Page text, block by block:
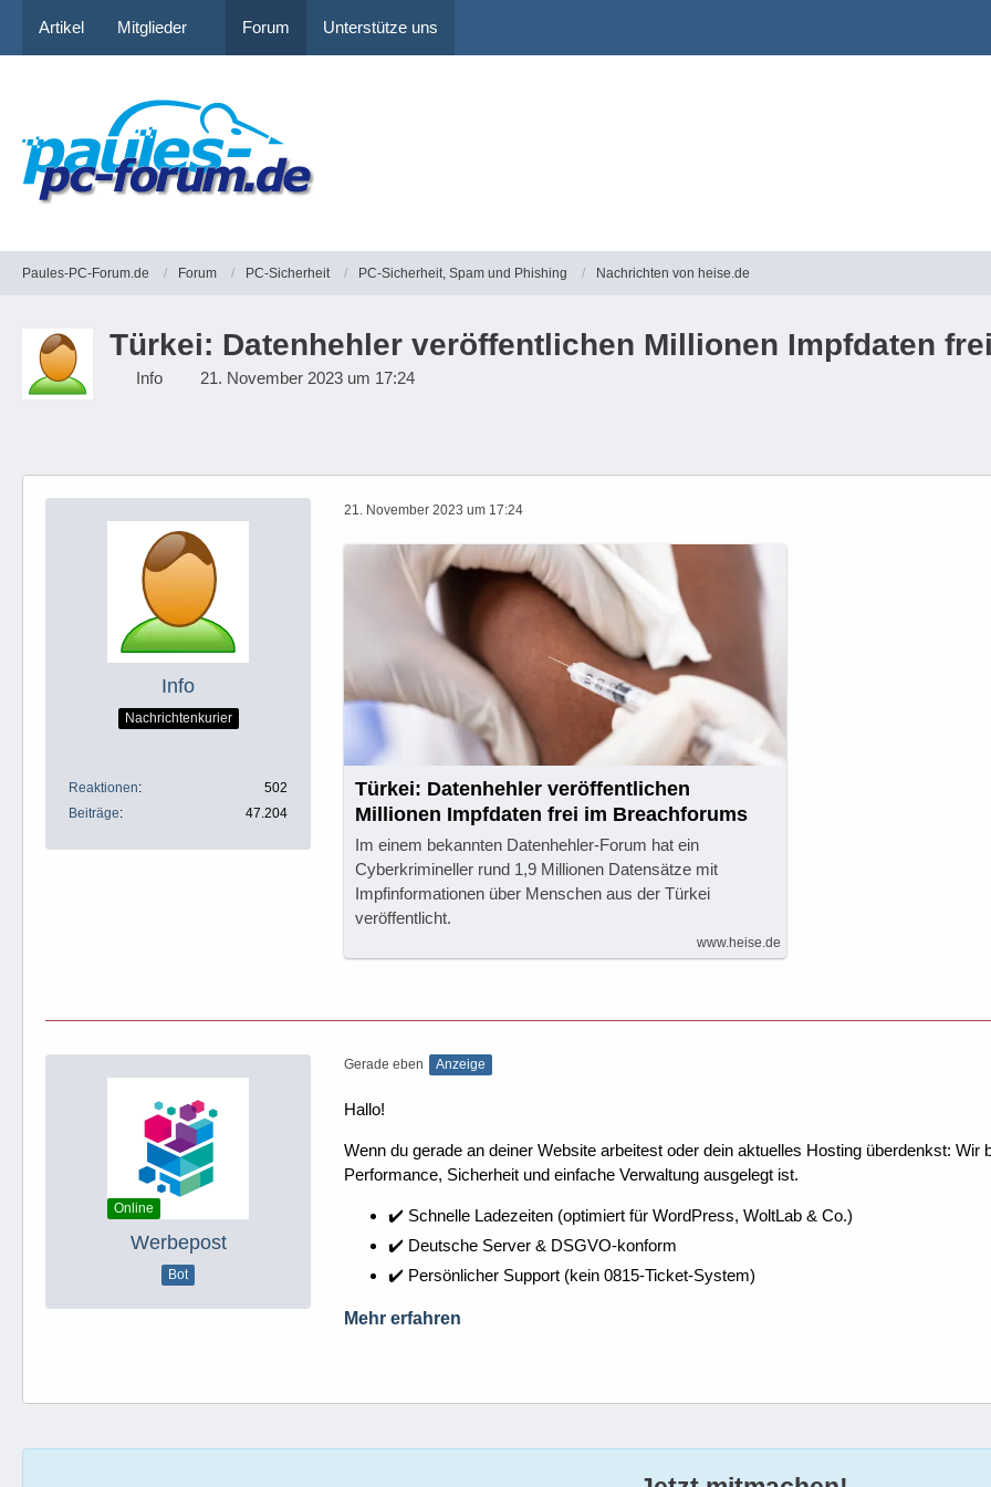
Artikel Mitglieder Forum Unterstütze uns
Paules-PC-Forum.de Forum PC-Sicherheit PC-Sicherheit, Spam und Phishing Nachrichten von heise.de
Türkei: Datenhehler veröffentlichen Millionen Impfdaten
Info 21. November 2023 um 17:24
Info
Nachrichtenkurier
Reaktionen
502
Beiträge
47.204
21. November 2023 um 17:24
Türkei: Datenhehler veröffentlichen
Millionen Impfdaten frei im Breachforums
Im einem bekannten Datenhehler-Forum hat ein
Cyberkrimineller rund 1,9 Millionen Datensätze mit
Impfinformationen über Menschen aus der Türkei
veröffentlicht.
www.heise.de
Online
Werbepost
Bot
Gerade eben Anzeige
Hallo!
Wenn du gerade an deiner Website arbeitest oder dein aktuelles Hosting überdenkst:
Performance, Sicherheit und einfache Verwaltung ausgelegt ist.
✔️ Schnelle Ladezeiten (optimiert für WordPress, WoltLab & Co.)
✔️ Deutsche Server & DSGVO-konform
✔️ Persönlicher Support (kein 0815-Ticket-System)
Mehr erfahren